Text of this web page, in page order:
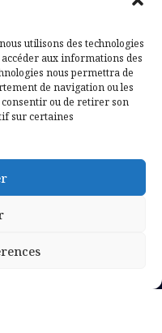
utilisons des technologies
aux informations des
nous permettra de
de navigation ou les
consentir ou de retirer son
sur certaines